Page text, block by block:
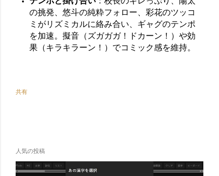
の挑発、悠斗の純粋フォロー、彩花のツッコ
ミがリズミカルに絡み合い、ギャグのテンポ
を加速。擬音（ズガガガ！ドカーン！）や効
果（キラキラーン！）でコミック感を維持。
共有
人気の投稿